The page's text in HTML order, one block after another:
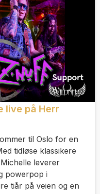
live på Herr
til Oslo for en
tidløse klassikere
leverer
powerpop i
tiår på veien og en